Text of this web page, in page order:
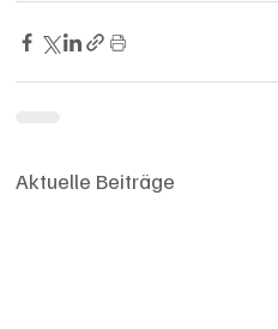
Aktuelle Beiträge